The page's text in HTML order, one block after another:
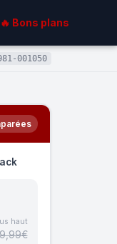
🔥 Bons plans
001050
haut